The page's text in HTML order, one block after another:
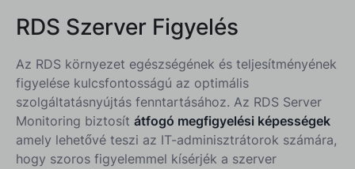
RDS Szerver Figyelés
Az RDS környezet egészségének és teljesítményének
figyelése kulcsfontosságú az optimális
szolgáltatásnyújtás fenntartásához. Az RDS Server
Monitoring biztosít átfogó megfigyelési képességek
amely lehetővé teszi az IT-adminisztrátorok számára,
hogy szoros figyelemmel kísérjék a szerver